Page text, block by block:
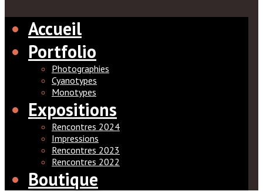
Accueil
Portfolio
Photographies
Cyanotypes
Monotypes
Expositions
Rencontres 2024
Impressions
Rencontres 2023
Rencontres 2022
Boutique